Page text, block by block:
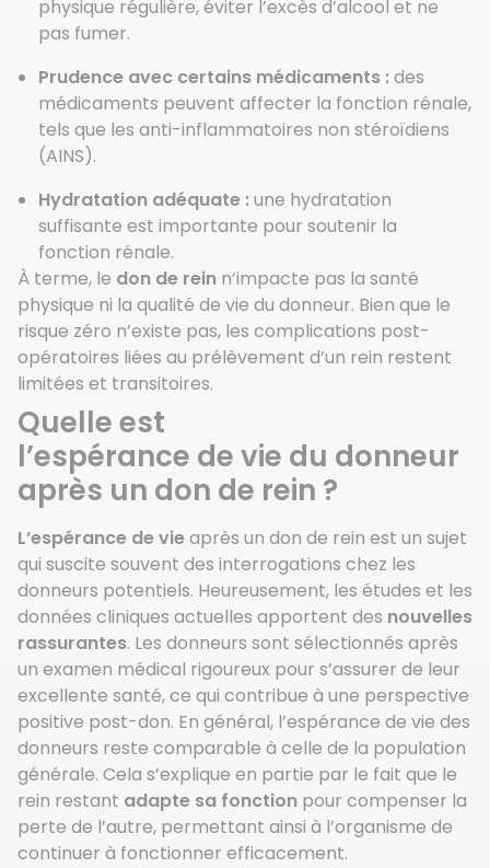
physique régulière, éviter l’excès d’alcool et ne
pas fumer.
Prudence avec certains médicaments :des
médicaments peuvent affecter la fonction rénale,
tels que les anti-inflammatoires non stéroïdiens
(AINS).
Hydratation adéquate :une hydratation
suffisante est importante pour soutenir la
fonction rénale.
À terme, le don de rein n’impacte pas la santé
physique ni la qualité de vie du donneur. Bien que le
risque zéro n’existe pas, les complications post-
opératoires liées au prélèvement d’un rein restent
limitées et transitoires.
Quelleest
l’espérance devie du donneur
après un don de rein ?
L’espérance de vieaprès un don de rein est un sujet
qui suscite souvent des interrogations chez les
donneurs potentiels. Heureusement, les études et les
données cliniques actuelles apportent des nouvelles
rassurantes. Les donneurs sont sélectionnés après
un examen médical rigoureux pour s’assurer de leur
excellente santé, ce qui contribue à une perspective
positive post-don. En général, l’espérance de vie des
donneurs reste comparable à celle de la population
générale. Cela s’explique en partie par le fait que le
rein restant adapte sa fonction pour compenser la
perte de l’autre, permettant ainsi à l’organisme de
continuer à fonctionner efficacement.